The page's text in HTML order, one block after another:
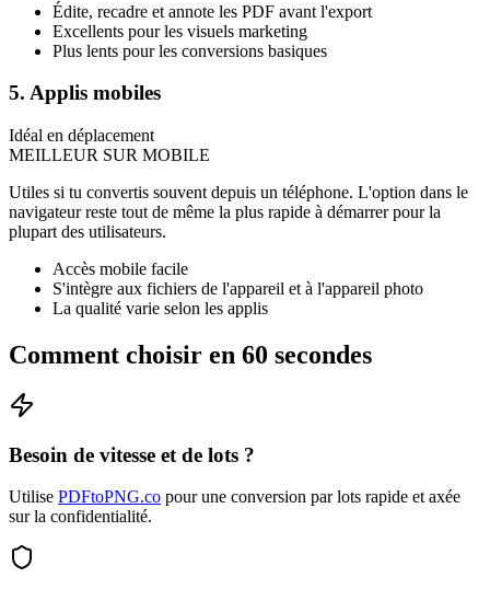
Édite, recadre et annote les PDF avant l'export
Excellents pour les visuels marketing
Plus lents pour les conversions basiques
5. Applis mobiles
Idéal en déplacement
MEILLEUR SUR MOBILE
Utiles si tu convertis souvent depuis un téléphone. L'option dans le
navigateur reste tout de même la plus rapide à démarrer pour la
plupart des utilisateurs.
Accès mobile facile
S'intègre aux fichiers de l'appareil et à l'appareil photo
La qualité varie selon les applis
Comment choisir en 60 secondes
Besoin de vitesse et de lots ?
Utilise PDFtoPNG.co pour une conversion par lots rapide et axée
sur la confidentialité.